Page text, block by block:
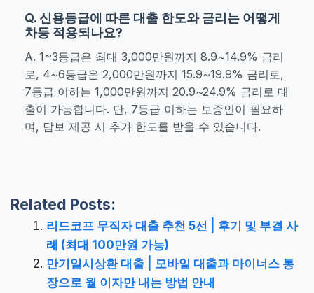
Q. 신용등급에 따른 대출 한도와 금리는 어떻게
차등 적용되나요?
A. 1~3등급은 최대 3,000만원까지 8.9~14.9% 금리
로, 4~6등급은 2,000만원까지 15.9~19.9% 금리로,
7등급 이하는 1,000만원까지 20.9~24.9% 금리로 대
출이 가능합니다. 단, 7등급 이하는 보증인이 필요하
며, 담보 제공 시 추가 한도를 받을 수 있습니다.
Related Posts:
리드코프 무직자 대출 추천 5선 | 후기 및 부결 사
례 (최대 100만원 가능)
만기일시상환 대출 | 모바일 대출과 마이너스 통
장으로 월 이자만 내는 방법 안내